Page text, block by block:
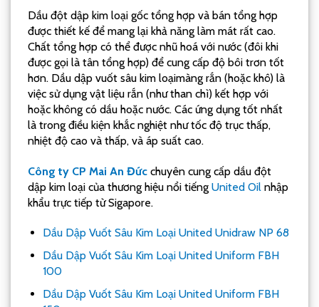
Dầu đột dập kim loại gốc tổng hợp và bán tổng hợp
được thiết kế để mang lại khả năng làm mát rất cao.
Chất tổng hợp có thể được nhũ hoá với nước (đôi khi
được gọi là tân tổng hợp) để cung cấp độ bôi trơn tốt
hơn. Dầu dập vuốt sâu kim loạimàng rắn (hoặc khô) là
việc sử dụng vật liệu rắn (như than chì) kết hợp với
hoặc không có dầu hoặc nước. Các ứng dụng tốt nhất
là trong điều kiện khắc nghiệt như tốc độ trục thấp,
nhiệt độ cao và thấp, và áp suất cao.
Công ty CP Mai An Đức chuyên cung cấp dầu đột
dập kim loại của thương hiệu nổi tiếng United Oil nhập
khẩu trực tiếp từ Sigapore.
Dầu Dập Vuốt Sâu Kim Loại United Unidraw NP 68
Dầu Dập Vuốt Sâu Kim Loại United Uniform FBH
100
Dầu Dập Vuốt Sâu Kim Loại United Uniform FBH